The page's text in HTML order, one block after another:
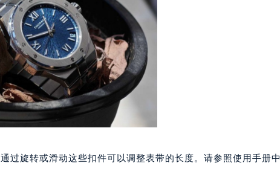
心（品牌授权店）3层整层（需提前预约）
中心（品牌授权店）1层整层（需提前预约）
心（品牌授权店）1层整层（需提前预约）
）C座17层17-B（需提前预约）
1015室（需提前预约）
座写字楼29层03室（需提前预约）
G室（需提前预约）
C座12层1205室（需提前预约）
楼1座11层1104室（需提前预约）
过旋转或滑动这些扣件可以调整表带的长度。请参照使用手册中